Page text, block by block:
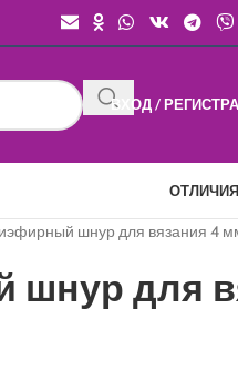
ВХОД /
шнур для вязания 4
для